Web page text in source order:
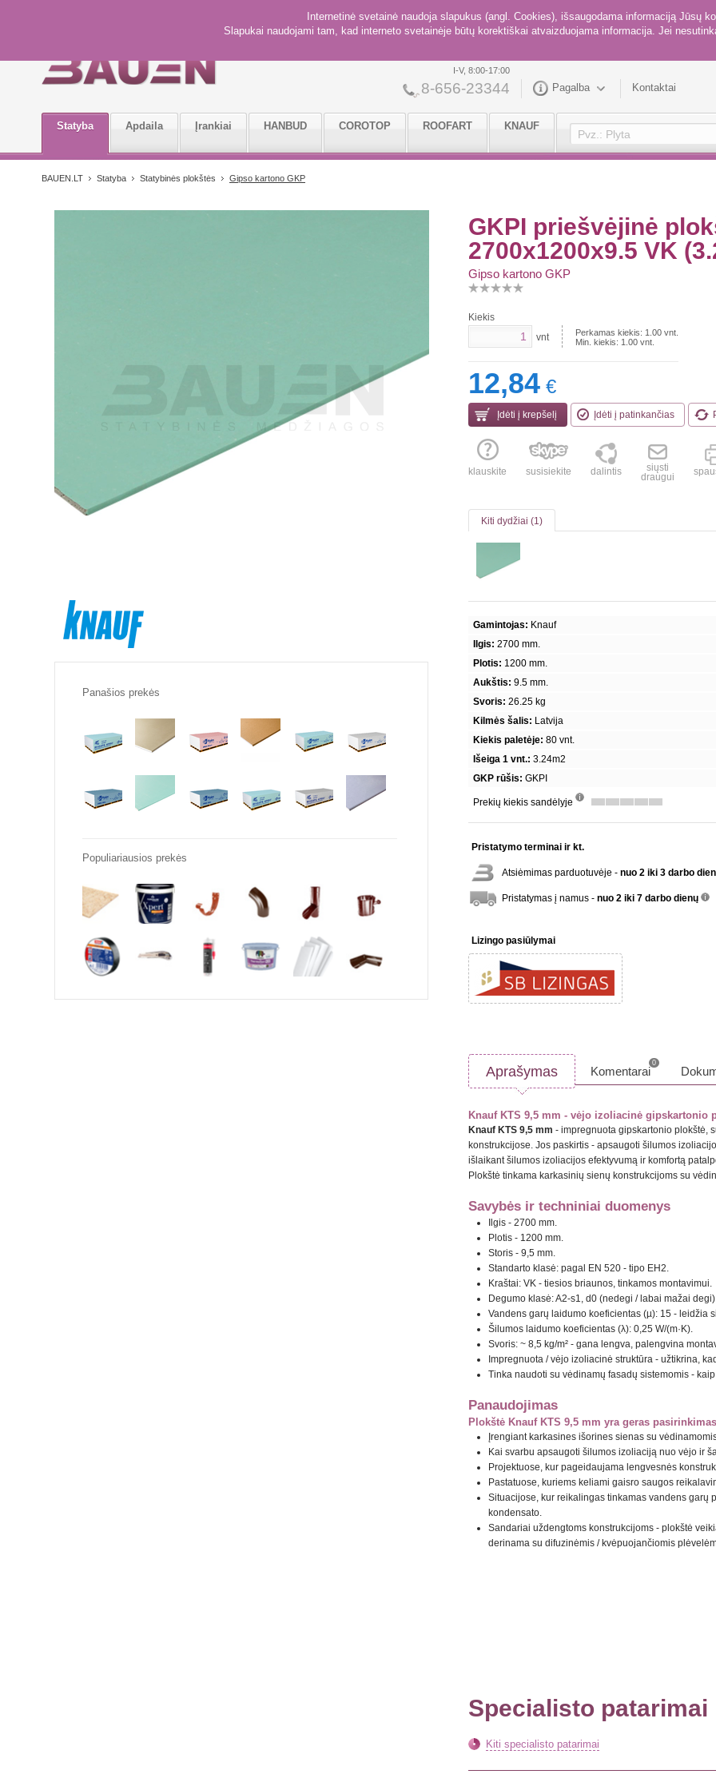
Internetinė svetainė naudoja slapukus (angl. Cookies), išsaugodama informaciją Jūsų
Slapukai naudojami tam, kad interneto svetainėje būtų korektiškai atvaizduojama informacija. Jei
I-V, 8:00-17:00
8-656-23344 Pagalba Kontaktai
Statyba Apdaila Įrankiai HANBUD COROTOP ROOFART KNAUF
BAUEN.LT Statyba Statybinės plokštės Gipso kartono GKP
GKPI priešvėjinė
2700x1200x9.5 VK
Gipso kartono GKP
Kiekis
vnt
Perkamas kiekis: 1.00 vnt.
Min. kiekis: 1.00 vnt.
12,84 €
Įdėti į krepšelį Įdėti į patinkančias
klauskite susisiekite dalintis
siųsti
draugui
Kiti dydžiai (1)
Gamintojas: Knauf
Ilgis: 2700 mm.
Plotis: 1200 mm.
Aukštis: 9.5 mm.
Svoris: 26.25 kg
Kilmės šalis: Latvija
Kiekis paletėje: 80 vnt.
Išeiga 1 vnt.: 3.24m2
GKP rūšis: GKPI
Prekių kiekis sandėlyje
Pristatymo terminai ir kt.
Atsiėmimas parduotuvėje - nuo 2 iki 3 darbo
Pristatymas į namus - nuo 2 iki 7 darbo dienų
Lizingo pasiūlymai
Aprašymas Komentarai
0
Knauf KTS 9,5 mm - vėjo izoliacinė gipskartonio
Knauf KTS 9,5 mm - impregnuota gipskartonio plokštė,
konstrukcijose. Jos paskirtis - apsaugoti šilumos
išlaikant šilumos izoliacijos efektyvumą ir komfortą
Plokštė tinkama karkasinių sienų konstrukcijoms su
Savybės ir techniniai duomenys
Ilgis - 2700 mm.
Plotis - 1200 mm.
Storis - 9,5 mm.
Standarto klasė: pagal EN 520 - tipo EH2.
Kraštai: VK - tiesios briaunos, tinkamos montavimui.
Degumo klasė: A2-s1, d0 (nedegi / labai mažai
Vandens garų laidumo koeficientas (µ): 15 - leidžia
Šilumos laidumo koeficientas (λ): 0,25 W/(m·K).
Svoris: ~ 8,5 kg/m² - gana lengva, palengvina
Impregnuota / vėjo izoliacinė struktūra - užtikrina,
Tinka naudoti su vėdinamų fasadų sistemomis -
Panaudojimas
Plokštė Knauf KTS 9,5 mm yra geras
Įrengiant karkasines išorines sienas su
Kai svarbu apsaugoti šilumos izoliaciją nuo vėjo ir
Projektuose, kur pageidaujama lengvesnės
Pastatuose, kuriems keliami gaisro saugos
Situacijose, kur reikalingas tinkamas vandens garų
kondensato.
Sandariai uždengtoms konstrukcijoms - plokštė
derinama su difuzinėmis / kvėpuojančiomis
Specialisto patarimai
Kiti specialisto patarimai
Panašios prekės
Populiariausios prekės